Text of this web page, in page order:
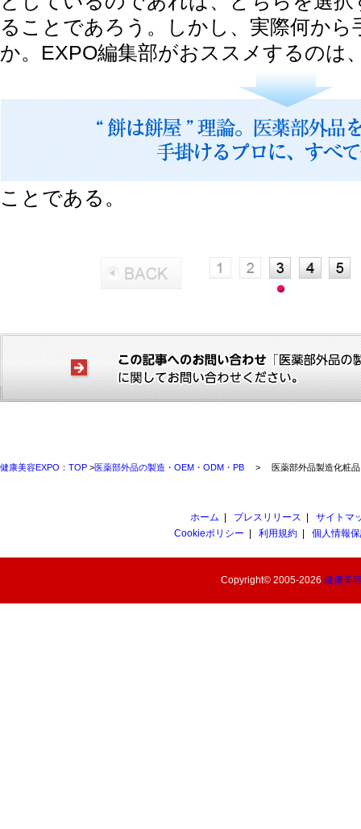
ることであろう。しかし、実際何か
か。EXPO編集部がおススメするのは
ことである。
健康美容EXPO：TOP >医薬部外品の製造・OEM・ODM・PB > 医薬部外品製造化粧品
ホーム プレスリリース |サイトマ
Cookieポリシー
|利用規約 |個人情報
Copyright© 2005-2026健康美